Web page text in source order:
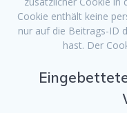
Cookie enthält keine
nur auf die Beitrags-ID
hast. Der